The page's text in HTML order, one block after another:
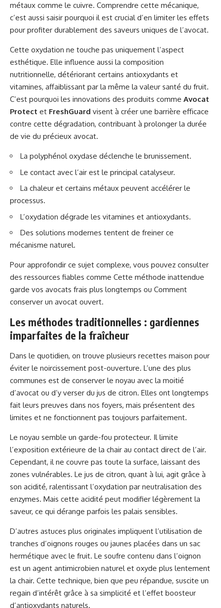
métaux comme le cuivre. Comprendre cette mécanique,
c’est aussi saisir pourquoi il est crucial d’en limiter les effets
pour profiter durablement des saveurs uniques de l’avocat.
Cette oxydation ne touche pas uniquement l’aspect
esthétique. Elle influence aussi la composition
nutritionnelle, détériorant certains antioxydants et
vitamines, affaiblissant par la même la valeur santé du fruit.
C’est pourquoi les innovations des produits comme Avocat
Protect et FreshGuard visent à créer une barrière efficace
contre cette dégradation, contribuant à prolonger la durée
de vie du précieux avocat.
La polyphénol oxydase déclenche le brunissement.
Le contact avec l’air est le principal catalyseur.
La chaleur et certains métaux peuvent accélérer le
processus.
L’oxydation dégrade les vitamines et antioxydants.
Des solutions modernes tentent de freiner ce
mécanisme naturel.
Pour approfondir ce sujet complexe, vous pouvez consulter
des ressources fiables comme Cette méthode inattendue
garde vos avocats frais plus longtemps ou Comment
conserver un avocat ouvert.
Les méthodes traditionnelles : gardiennes
imparfaites de la fraîcheur
Dans le quotidien, on trouve plusieurs recettes maison pour
éviter le noircissement post-ouverture. L’une des plus
communes est de conserver le noyau avec la moitié
d’avocat ou d’y verser du jus de citron. Elles ont longtemps
fait leurs preuves dans nos foyers, mais présentent des
limites et ne fonctionnent pas toujours parfaitement.
Le noyau semble un garde-fou protecteur. Il limite
l’exposition extérieure de la chair au contact direct de l’air.
Cependant, il ne couvre pas toute la surface, laissant des
zones vulnérables. Le jus de citron, quant à lui, agit grâce à
son acidité, ralentissant l’oxydation par neutralisation des
enzymes. Mais cette acidité peut modifier légèrement la
saveur, ce qui dérange parfois les palais sensibles.
D’autres astuces plus originales impliquent l’utilisation de
tranches d’oignons rouges ou jaunes placées dans un sac
hermétique avec le fruit. Le soufre contenu dans l’oignon
est un agent antimicrobien naturel et oxyde plus lentement
la chair. Cette technique, bien que peu répandue, suscite un
regain d’intérêt grâce à sa simplicité et l’effet boosteur
d’antioxydants naturels.